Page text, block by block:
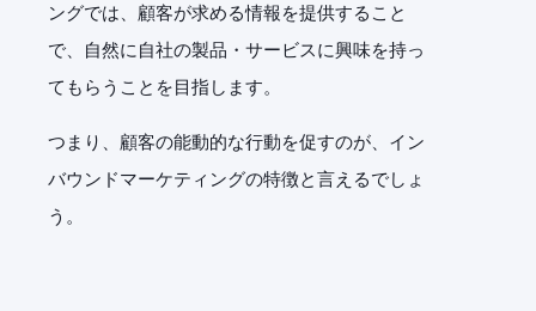
ングでは、顧客が求める情報を提供すること
で、自然に自社の製品・サービスに興味を持っ
てもらうことを目指します。
つまり、顧客の能動的な行動を促すのが、イン
バウンドマーケティングの特徴と言えるでしょ
う。